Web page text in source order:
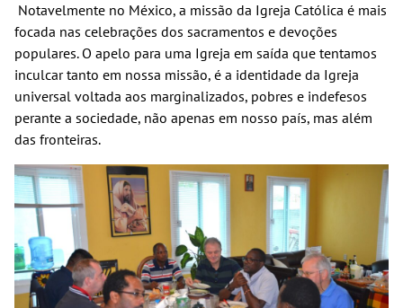
Notavelmente no México, a missão da Igreja Católica é mais
focada nas celebrações dos sacramentos e devoções
populares. O apelo para uma Igreja em saída que tentamos
inculcar tanto em nossa missão, é a identidade da Igreja
universal voltada aos marginalizados, pobres e indefesos
perante a sociedade, não apenas em nosso país, mas além
das fronteiras.